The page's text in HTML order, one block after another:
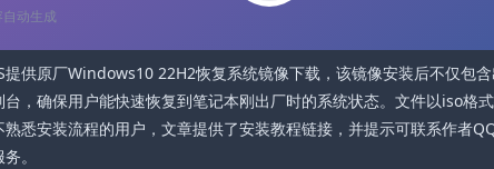
动生成
提供原厂Windows10 22H2恢复系统镜像下载，该镜像安装后不仅包
台，确保用户能快速恢复到笔记本刚出厂时的系统状态。文件以iso格
悉安装流程的用户，文章提供了安装教程链接，并提示可联系作者
。